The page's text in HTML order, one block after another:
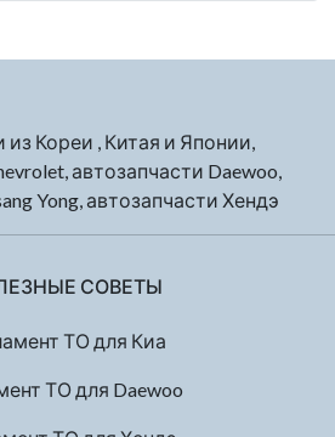
из Кореи , Китая и Японии,
автозапчасти Daewoo,
Yong, автозапчасти Хендэ
СОВЕТЫ
ТО для Киа
ТО для Daewoo